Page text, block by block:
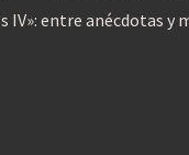
IV»: entre anécdotas y